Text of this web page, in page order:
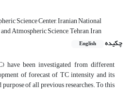
Science Center, Iranian National
Atmospheric Science, Tehran, Iran
چکیده
English
have been investigated from different
of forecast of TC intensity and its
of all previous researches. To this